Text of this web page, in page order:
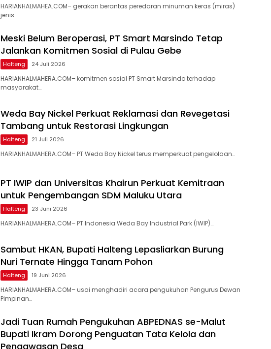
‎HARIANHALMAHEA.COM– gerakan berantas peredaran minuman keras (miras)
jenis…
Meski Belum Beroperasi, PT Smart Marsindo Tetap
Jalankan Komitmen Sosial di Pulau Gebe
Halteng 24 Juli 2026
HARIANHALMAHERA.COM– komitmen sosial PT Smart Marsindo terhadap
masyarakat…
Weda Bay Nickel Perkuat Reklamasi dan Revegetasi
Tambang untuk Restorasi Lingkungan
Halteng 21 Juli 2026
HARIANHALMAHERA.COM– PT Weda Bay Nickel terus memperkuat pengelolaan…
PT IWIP dan Universitas Khairun Perkuat Kemitraan
untuk Pengembangan SDM Maluku Utara
Halteng 23 Juni 2026
HARIANHALMAHERA.COM– PT Indonesia Weda Bay Industrial Park (IWIP)…
Sambut HKAN, Bupati Halteng Lepasliarkan Burung
Nuri Ternate Hingga Tanam Pohon
Halteng 19 Juni 2026
HARIANHALMAHERA.COM– usai menghadiri acara pengukuhan Pengurus Dewan
Pimpinan…
Jadi Tuan Rumah Pengukuhan ABPEDNAS se-Malut
Bupati Ikram Dorong Penguatan Tata Kelola dan
Pengawasan Desa